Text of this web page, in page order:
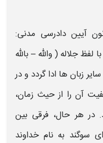
ماده 281 قانون آیین دادرسی مدنی:
لفظ جلاله ( والله – بالله
زبان ها ادا گردد و در
آن را از حیث زمان،
در هر حال، فرقی بین
سوگند به نام خداوند